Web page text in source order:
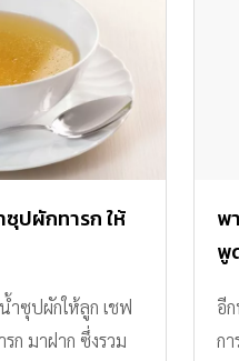
ปผักทารก ให้
ำซุปผักให้ลูก เชฟ
ก มาฝาก ซึ่งรวม
พ
พู
อี
ก